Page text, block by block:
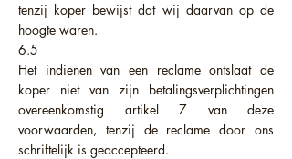
tenzij koper bewijst dat wij daarvan op de
hoogte waren.
6.5
Het indienen van een reclame ontslaat de
koper niet van zijn betalingsverplichtingen
overeenkomstig artikel 7 van deze
voorwaarden, tenzij de reclame door ons
schriftelijk is geaccepteerd.